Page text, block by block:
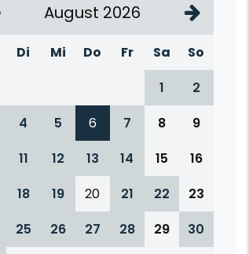
August 2026
Di Mi Do Fr Sa
So
1
2
4 5 6 7 8
9
11 12 13 14 15
16
18 19 20 21 22
23
25 26 27 28 29
30